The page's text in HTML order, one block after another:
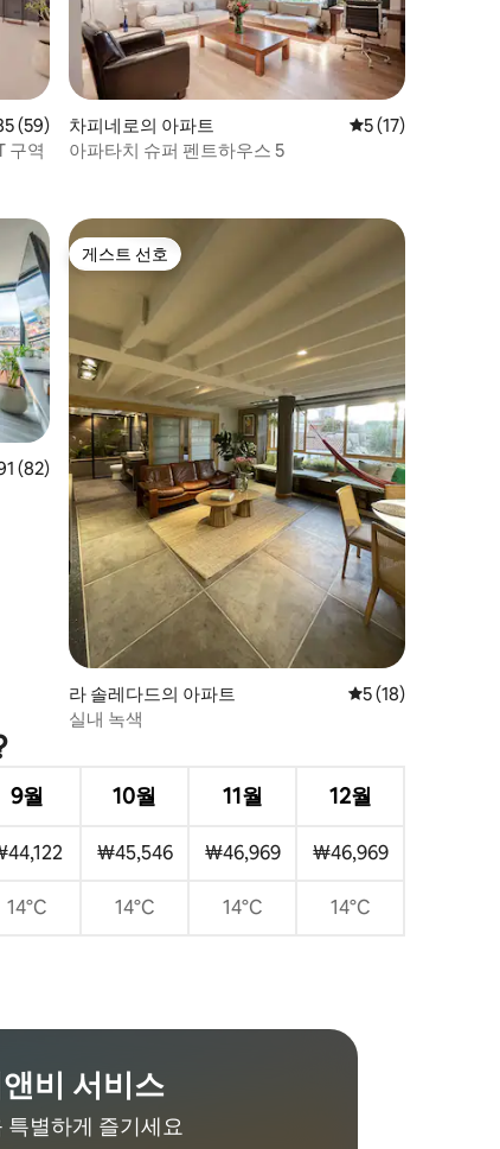
점(5점 만점), 후기 59개
(59)
구역
차피네로의 아파트 평점 5점(5점 만점
5 (17)
아파타치 슈퍼 펜트하우스 5
4.91점(5점 만점), 후기 82개
(82)
게스트 선호
게스트 선호
라 솔레다드의 아파트 평점 5점(5점 만점
5 (18)
실내 녹색
9월 10월 11월 12월
₩45,546 ₩46,969 ₩46,969
14°C 14°C 14°C 14°C
비 서비스
특별하게 즐기세요